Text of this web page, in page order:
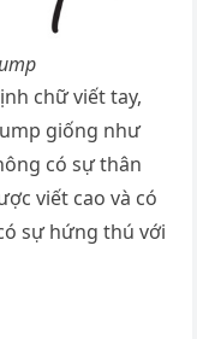
chữ viết tay,
giống như
có sự thân
viết cao và có
sự hứng thú với